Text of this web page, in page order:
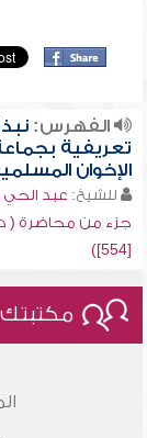
الفهرس:
تعريفية
الإخوان
للشيخ: عبد
جزء من محاضرة (
[554])
مكتبتك